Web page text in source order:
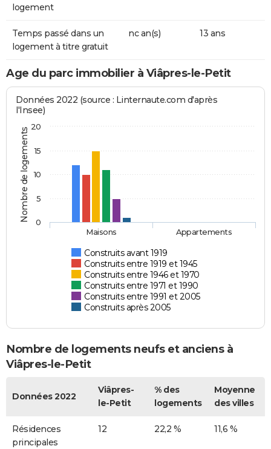
logement
Temps passé dans un
logement à titre gratuit
nc an(s) 13 ans
Age du parc immobilier à Viâpres-le-Petit
Nombre de logements
Données 2022 (source : Linternaute.com d'après
l'Insee)
Construits avant 1919
Construits entre 1919 et 1945
Construits entre 1946 et 1970
Construits entre 1971 et 1990
Construits entre 1991 et 2005
Construits après 2005
Maisons Appartements
0
5
10
15
20
Nombre de logements neufs et anciens à
Viâpres-le-Petit
Données 2022
Viâpres-
le-Petit
% des
logements
Moyenne
des villes
Résidences
principales
12 22,2 % 11,6 %